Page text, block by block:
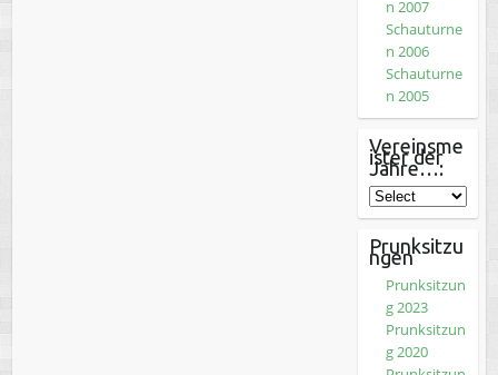
n 2007
Schauturne
n 2006
Schauturne
n 2005
Vereinsme
ister der
Jahre…:
Prunksitzu
ngen
Prunksitzun
g 2023
Prunksitzun
g 2020